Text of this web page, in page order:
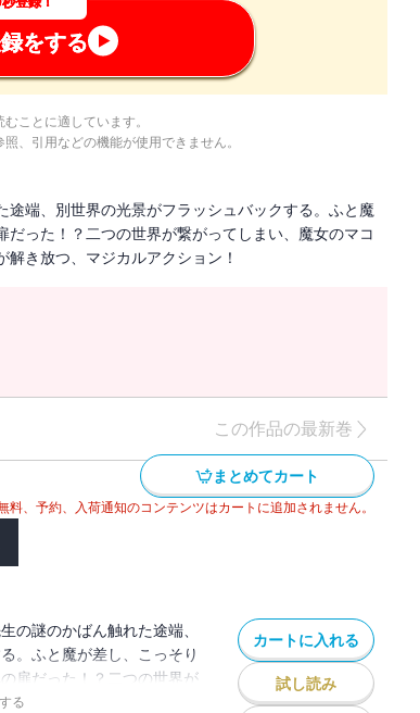
をする
ことに適しています。
、引用などの機能が使用できません。
端、別世界の光景がフラッシュバックする。ふと魔
った！？二つの世界が繋がってしまい、魔女のマコ
き放つ、マジカルアクション！
この作品の最新巻
まとめてカート
料、予約、入荷通知のコンテンツはカートに追加されません。
の謎のかばん触れた途端、
。ふと魔が差し、こっそり
扉だった！？二つの世界が
を授かり、ドラゴンと戦う
る
カートに入れる
試し読み